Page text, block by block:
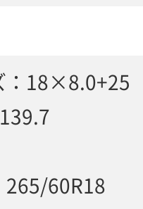
：
265/60R18